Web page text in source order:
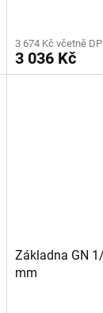
3 674 Kč včetně
3 036 Kč
Základna GN
mm